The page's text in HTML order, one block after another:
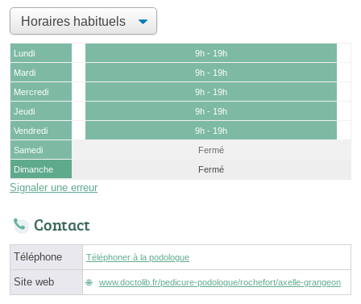
Lundi
9h - 19h
Mardi
9h - 19h
Mercredi
9h - 19h
Jeudi
9h - 19h
Vendredi
9h - 19h
Samedi
Fermé
Dimanche
Fermé
Signaler une erreur
Contact
Téléphone Téléphoner à la podologue
Site web www.doctolib.fr/pedicure-podologue/rochefort/axelle-grangeon